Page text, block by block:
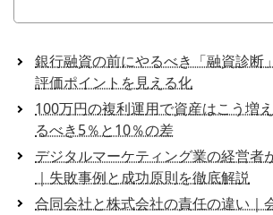
銀行融資の前にやるべき「融資診断
評価ポイントを見える化
100万円の複利運用で資産はこう増
るべき5％と10％の差
デジタルマーケティング業の経営者
｜失敗事例と成功原則を徹底解説
合同会社と株式会社の責任の違い｜